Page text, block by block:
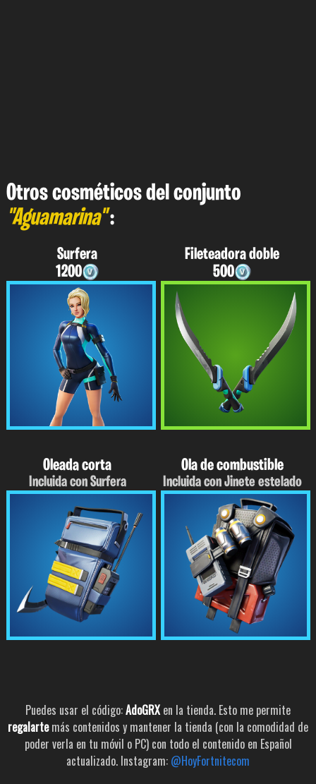
Otros cosméticos del conjunto
"Aguamarina":
Surfera
1200
Fileteadora doble
500
Oleada corta
Incluida con Surfera
Ola de combustible
Incluida con Jinete estelado
Puedes usar el código:AdoGRXen la tienda. Esto me permite
regalartemás contenidos y mantener la tienda (con la comodidad de
poder verla en tu móvil o PC) con todo el contenido en Español
actualizado. Instagram: @HoyFortnitecom